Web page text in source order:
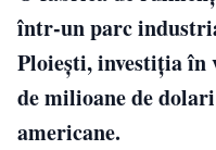
într-un parc
Ploieşti, investiţia în
de milioane de
americane.